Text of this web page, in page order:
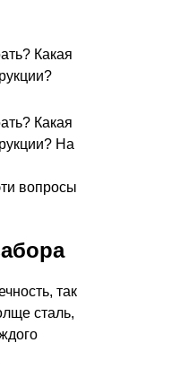
Какая
Какая
На
вопросы
так
сталь,